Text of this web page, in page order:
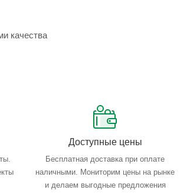
качества
Доступные цены
Бесплатная доставка при оплате
наличными. Мониторим цены на рынке
и делаем выгодные предложения